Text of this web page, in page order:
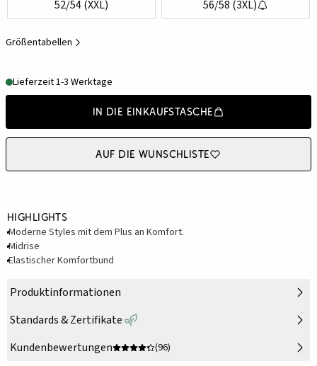
52/54 (XXL) 56/58 (3XL)
Größentabellen
Lieferzeit 1-3 Werktage
In die Einkaufstasche
Auf die Wunschliste
Highlights
Moderne Styles mit dem Plus an Komfort.
Midrise
Elastischer Komfortbund
Produktinformationen
Standards & Zertifikate
Kundenbewertungen
(96)